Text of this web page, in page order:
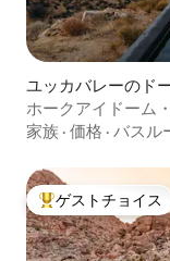
ユッカバレーのド
ホークアイドーム
色
家族 · 価格 · バスル
大好評のゲストチ
ゲストチョイス